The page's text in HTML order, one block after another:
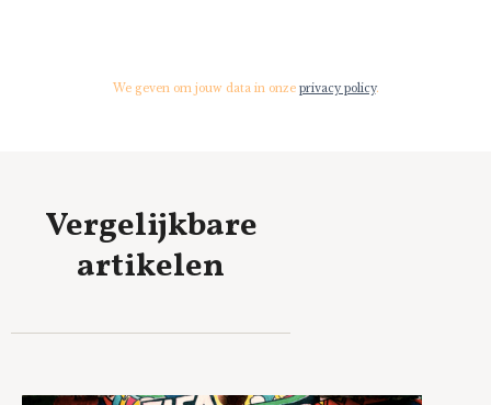
We geven om jouw data in onze privacy policy.
Vergelijkbare
artikelen